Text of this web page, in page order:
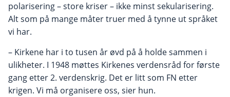
polarisering – store kriser – ikke minst sekularisering.
Alt som på mange måter truer med å tynne ut språket
vi har.
– Kirkene har i to tusen år øvd på å holde sammen i
ulikheter. I 1948 møttes Kirkenes verdensråd for første
gang etter 2. verdenskrig. Det er litt som FN etter
krigen. Vi må organisere oss, sier hun.